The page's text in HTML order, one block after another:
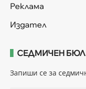
Реклама
Издател
СЕДМИЧЕН
Запиши се за